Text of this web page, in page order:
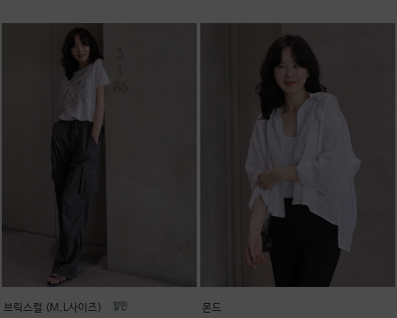
브릭스컬 (M,L사이즈)
몬드